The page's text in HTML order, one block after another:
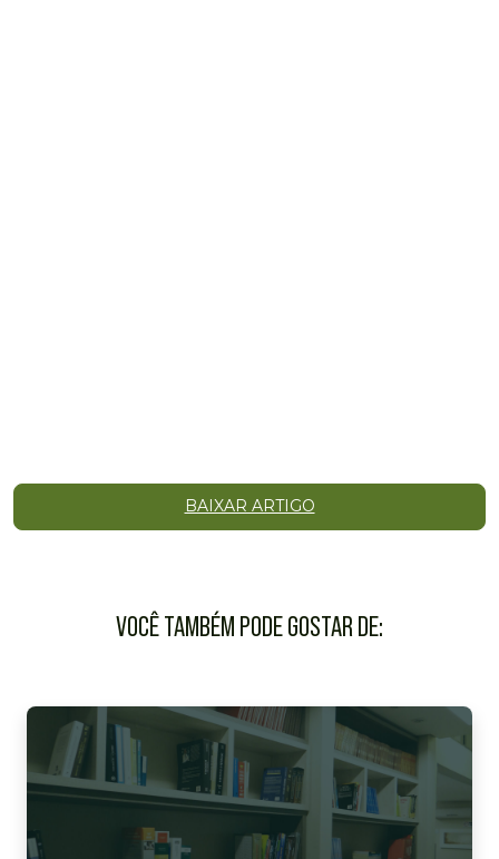
BAIXAR ARTIGO
VOCÊ TAMBÉM PODE GOSTAR DE: